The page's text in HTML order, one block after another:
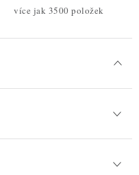
více jak 3500 položek